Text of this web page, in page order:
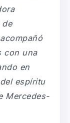
de
con una
en
espíritu
Mercedes-